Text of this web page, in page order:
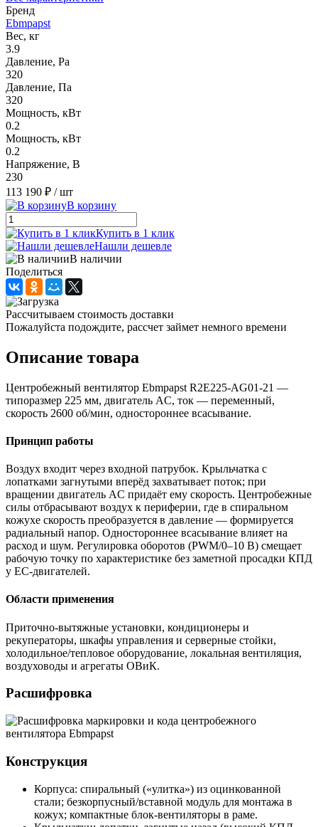
Бренд
Ebmpapst
Вес, кг
3.9
Давление, Pa
320
Давление, Па
320
Мощность, кВт
0.2
Мощность, кВт
0.2
Напряжение, В
230
113 190 ₽ / шт
В корзину
Купить в 1 клик
Нашли дешевле
В наличии
Поделиться
Рассчитываем стоимость доставки
Пожалуйста подождите, рассчет займет немного времени
Описание товара
Центробежный вентилятор Ebmpapst R2E225-AG01-21 —
типоразмер 225 мм, двигатель AC, ток — переменный,
скорость 2600 об/мин, одностороннее всасывание.
Принцип работы
Воздух входит через входной патрубок. Крыльчатка с
лопатками загнутыми вперёд захватывает поток; при
вращении двигатель AC придаёт ему скорость. Центробежные
силы отбрасывают воздух к периферии, где в спиральном
кожухе скорость преобразуется в давление — формируется
радиальный напор. Одностороннее всасывание влияет на
расход и шум. Регулировка оборотов (PWM/0–10 В) смещает
рабочую точку по характеристике без заметной просадки КПД
у EC-двигателей.
Области применения
Приточно-вытяжные установки, кондиционеры и
рекуператоры, шкафы управления и серверные стойки,
холодильное/тепловое оборудование, локальная вентиляция,
воздуховоды и агрегаты ОВиК.
Расшифровка
Конструкция
Корпуса: спиральный («улитка») из оцинкованной
стали; безкорпусный/вставной модуль для монтажа в
кожух; компактные блок-вентиляторы в раме.